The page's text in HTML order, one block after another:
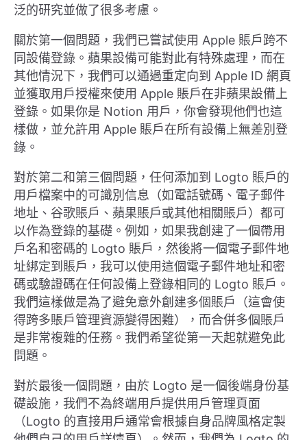
泛的研究並做了很多考慮。
關於第一個問題，我們已嘗試使用 Apple 賬戶跨不
同設備登錄。蘋果設備可能對此有特殊處理，而在
其他情況下，我們可以通過重定向到 Apple ID 網頁
並獲取用戶授權來使用 Apple 賬戶在非蘋果設備上
登錄。如果你是 Notion 用戶，你會發現他們也這
樣做，並允許用 Apple 賬戶在所有設備上無差別登
錄。
對於第二和第三個問題，任何添加到 Logto 賬戶的
用戶檔案中的可識別信息（如電話號碼、電子郵件
地址、谷歌賬戶、蘋果賬戶或其他相關賬戶）都可
以作為登錄的基礎。例如，如果我創建了一個帶用
戶名和密碼的 Logto 賬戶，然後將一個電子郵件地
址綁定到賬戶，我可以使用這個電子郵件地址和密
碼或驗證碼在任何設備上登錄相同的 Logto 賬戶。
我們這樣做是為了避免意外創建多個賬戶（這會使
得跨多賬戶管理資源變得困難），而合併多個賬戶
是非常複雜的任務。我們希望從第一天起就避免此
問題。
對於最後一個問題，由於 Logto 是一個後端身份基
礎設施，我們不為終端用戶提供用戶管理頁面
（Logto 的直接用戶通常會根據自身品牌風格定製